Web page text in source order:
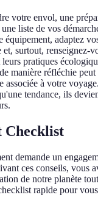
votre envol, une
liste de vos
adaptez
surtout, renseignez-
pratiques
manière réfléchie
associée à votre
tendance, ils
Checklist
demande un
ces conseils, vous
de notre planète
rapide pour